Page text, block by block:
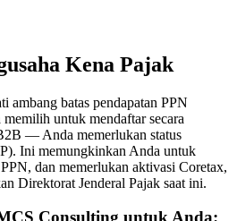
Kena Pajak
ambang batas pendapatan PPN
untuk mendaftar secara
— Anda memerlukan status
Ini memungkinkan Anda untuk
dan memerlukan aktivasi Coretax,
Direktorat Jenderal Pajak saat ini.